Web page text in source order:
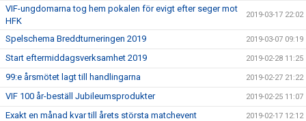
VIF-ungdomarna tog hem pokalen för evigt efter seger mot
HFK
2019-03-17 22:02
Spelschema Breddturneringen 2019 2019-03-07 09:19
Start eftermiddagsverksamhet 2019 2019-02-28 11:25
99:e årsmötet lagt till handlingarna 2019-02-27 21:22
VIF 100 år-beställ Jubileumsprodukter 2019-02-25 11:07
Exakt en månad kvar till årets största matchevent 2019-02-17 12:12